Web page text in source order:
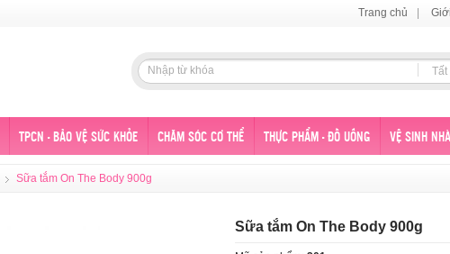
Trang chủ
Tất
TPCN - BẢO VỆ SỨC KHỎE CHĂM SÓC CƠ THỂ THỰC PHẨM - ĐỒ UỐNG VỆ SINH
Sữa tắm On The Body 900g
Sữa tắm On The Body 900g